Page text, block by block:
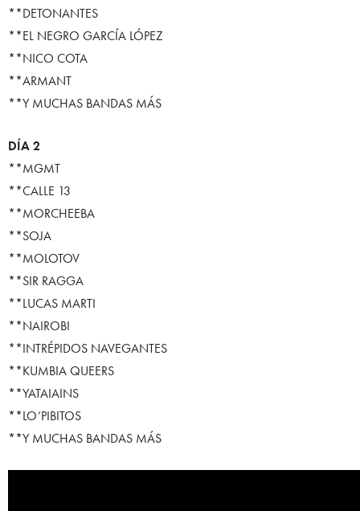
**DETONANTES
**EL NEGRO GARCÍA LÓPEZ
**NICO COTA
**ARMANT
**Y MUCHAS BANDAS MÁS
DÍA 2
**MGMT
**CALLE 13
**MORCHEEBA
**SOJA
**MOLOTOV
**SIR RAGGA
**LUCAS MARTI
**NAIROBI
**INTRÉPIDOS NAVEGANTES
**KUMBIA QUEERS
**YATAIAINS
**LO’PIBITOS
**Y MUCHAS BANDAS MÁS